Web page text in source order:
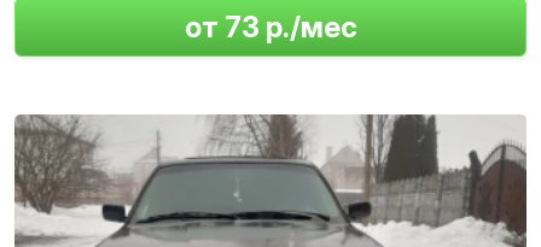
от 73 р./мес